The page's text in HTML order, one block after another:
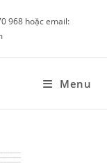
968 hoặc email:
Menu